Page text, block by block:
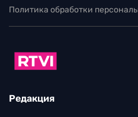
Политика обработки
Редакция